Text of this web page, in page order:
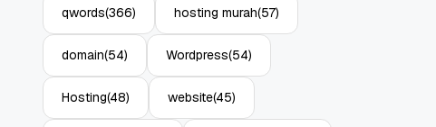
qwords(366) hosting murah(57)
domain(54) Wordpress(54)
Hosting(48) website(45)